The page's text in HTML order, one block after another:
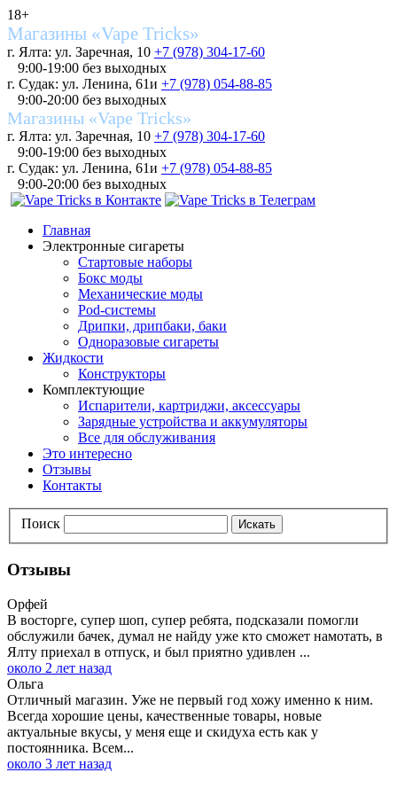
18+
Магазины «Vape Tricks»
г. Ялта: ул. Заречная, 10 +7 (978) 304-17-60
9:00-19:00 без выходных
г. Судак: ул. Ленина, 61и +7 (978) 054-88-85
9:00-20:00 без выходных
Магазины «Vape Tricks»
г. Ялта: ул. Заречная, 10 +7 (978) 304-17-60
9:00-19:00 без выходных
г. Судак: ул. Ленина, 61и +7 (978) 054-88-85
9:00-20:00 без выходных
Главная
Электронные сигареты
Стартовые наборы
Бокс моды
Механические моды
Pod-системы
Дрипки, дрипбаки, баки
Одноразовые сигареты
Жидкости
Конструкторы
Комплектующие
Испарители, картриджи, аксессуары
Зарядные устройства и аккумуляторы
Все для обслуживания
Это интересно
Отзывы
Контакты
Поиск Искать
Отзывы
Орфей
В восторге, супер шоп, супер ребята, подсказали помогли
обслужили бачек, думал не найду уже кто сможет намотать, в
Ялту приехал в отпуск, и был приятно удивлен ...
около 2 лет назад
Ольга
Отличный магазин. Уже не первый год хожу именно к ним.
Всегда хорошие цены, качественные товары, новые
актуальные вкусы, у меня еще и скидуха есть как у
постоянника. Всем...
около 3 лет назад